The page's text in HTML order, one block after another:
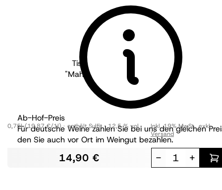
Tischmacher Weine
"Mahlzeit" Pinot Blanc de Noir
Ab-Hof-Preis
Für deutsche Weine zahlen Sie bei uns den gleichen
den Sie auch vor Ort im Weingut bezahlen.
0,75l (19,87 €/1l) enthält Sulfit 12,5 % vol
14,90 €
Inkl. 19% MwSt.,exkl.
Versand
- +